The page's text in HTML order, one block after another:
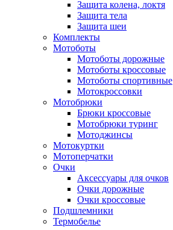
Защита колена, локтя
Защита тела
Защита шеи
Комплекты
Мотоботы
Мотоботы дорожные
Мотоботы кроссовые
Мотоботы спортивные
Мотокроссовки
Мотобрюки
Брюки кроссовые
Мотобрюки туринг
Мотоджинсы
Мотокуртки
Мотоперчатки
Очки
Аксессуары для очков
Очки дорожные
Очки кроссовые
Подшлемники
Термобелье